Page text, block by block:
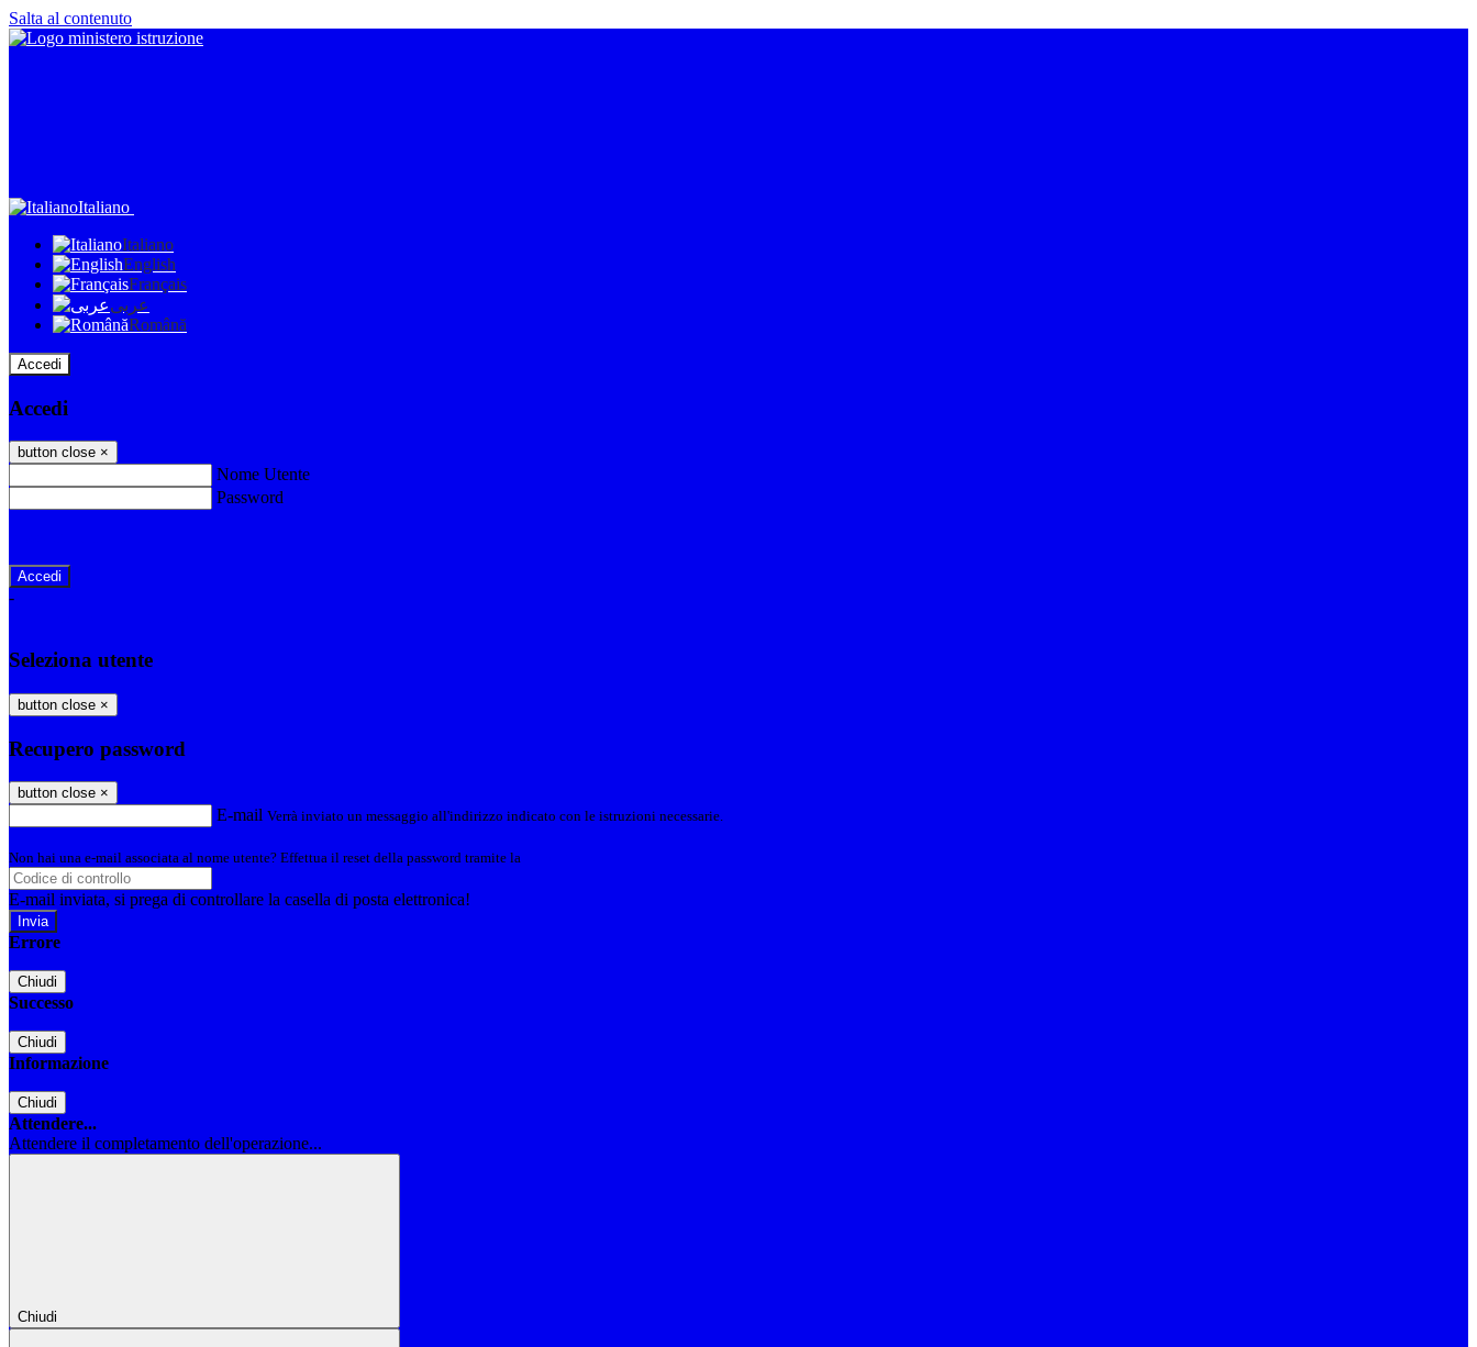
Salta al contenuto
Italiano
Italiano
English
Français
عربى
Română
Accedi
Accedi
button close ×
Nome Utente
Password
-
Seleziona utente
button close ×
Recupero password
button close ×
E-mail Verrà inviato un messaggio all'indirizzo indicato con le istruzioni necessarie.
Non hai una e-mail associata al nome utente? Effettua il reset della password tramite la
E-mail inviata, si prega di controllare la casella di posta elettronica!
Errore
Chiudi
Successo
Chiudi
Informazione
Chiudi
Attendere...
Attendere il completamento dell'operazione...
Chiudi